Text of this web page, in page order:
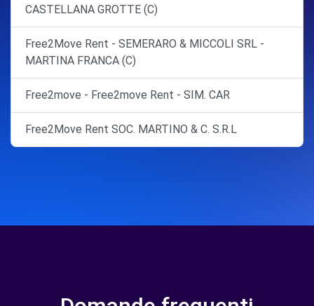
CASTELLANA GROTTE (C)
Free2Move Rent - SEMERARO & MICCOLI SRL -
MARTINA FRANCA (C)
Free2move - Free2move Rent - SIM. CAR
Free2Move Rent SOC. MARTINO & C. S.R.L